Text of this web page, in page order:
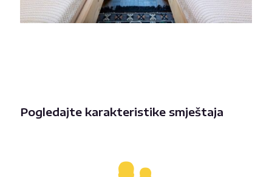
Pogledajte karakteristike smještaja